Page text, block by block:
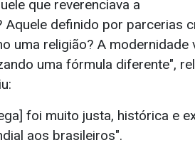
que reverenciava a
Aquele definido por parcerias
uma religião? A
uma fórmula diferente",
foi muito justa, histórica e
aos brasileiros".